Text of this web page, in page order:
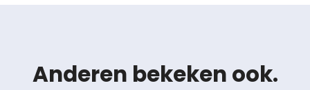
Anderen bekeken ook.